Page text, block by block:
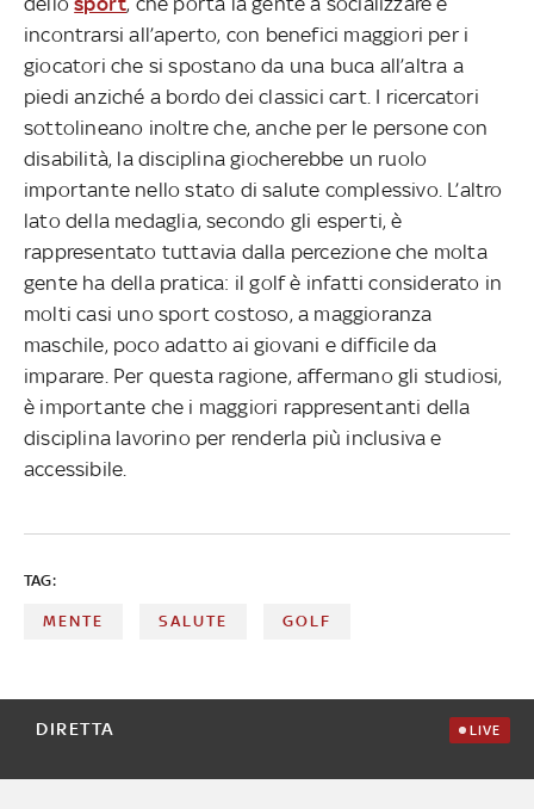
incontrarsi all’aperto, con benefici maggiori per i
giocatori che si spostano da una buca all’altra a
piedi anziché a bordo dei classici cart. I ricercatori
sottolineano inoltre che, anche per le persone con
disabilità, la disciplina giocherebbe un ruolo
importante nello stato di salute complessivo. L’altro
lato della medaglia, secondo gli esperti, è
rappresentato tuttavia dalla percezione che molta
gente ha della pratica: il golf è infatti considerato in
molti casi uno sport costoso, a maggioranza
maschile, poco adatto ai giovani e difficile da
imparare. Per questa ragione, affermano gli studiosi,
è importante che i maggiori rappresentanti della
disciplina lavorino per renderla più inclusiva e
accessibile.
TAG:
MENTE SALUTE GOLF
DIRETTA LIVE